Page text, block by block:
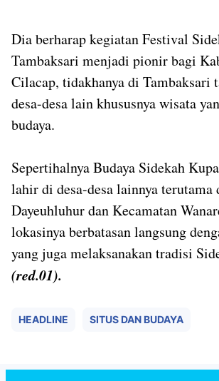
Dia berharap kegiatan Festival
Tambaksari menjadi pionir bagi
Cilacap, tidakhanya di Tambaksari
desa-desa lain khususnya wisata
budaya.
Sepertihalnya Budaya Sidekah
lahir di desa-desa lainnya terutama
Dayeuhluhur dan Kecamatan
lokasinya berbatasan langsung
yang juga melaksanakan tradisi
(red.01).
HEADLINE SITUS DAN BUDAYA